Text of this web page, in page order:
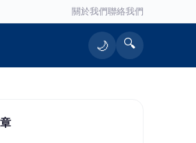
關於我們聯絡我們
🌙 🔍